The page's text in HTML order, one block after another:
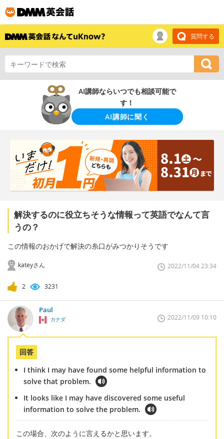
質問する
AI講師ならいつでも相談可能で
す！
AI講師に聞く
解決するのに役立ちそうな情報って英語でなんて言
うの？
この情報のおかげで解決の糸口がみつかりそうです
kateyさん 2022/11/04 23:34
2 3231
Paul
カナダ 2022/11/09 10:10
回答
I think I may have found some helpful information to
solve that problem.
It looks like I may have discovered some useful
information to solve the problem.
この場合、次のように言えるかと思います。